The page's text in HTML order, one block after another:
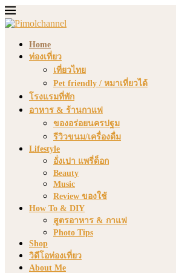
Home
ท่องเที่ยว
เที่ยวไทย
Pet friendly / หมาเที่ยวได้
โรงแรมที่พัก
อาหาร & ร้านกาแฟ
ของอร่อยนครปฐม
รีวิวขนม/เครื่องดื่ม
Lifestyle
อั่งเปา แพรี่ด็อก
Beauty
Music
Review ของใช้
How To & DIY
สูตรอาหาร & กาแฟ
Photo Tips
Shop
วิดีโอท่องเที่ยว
About Me